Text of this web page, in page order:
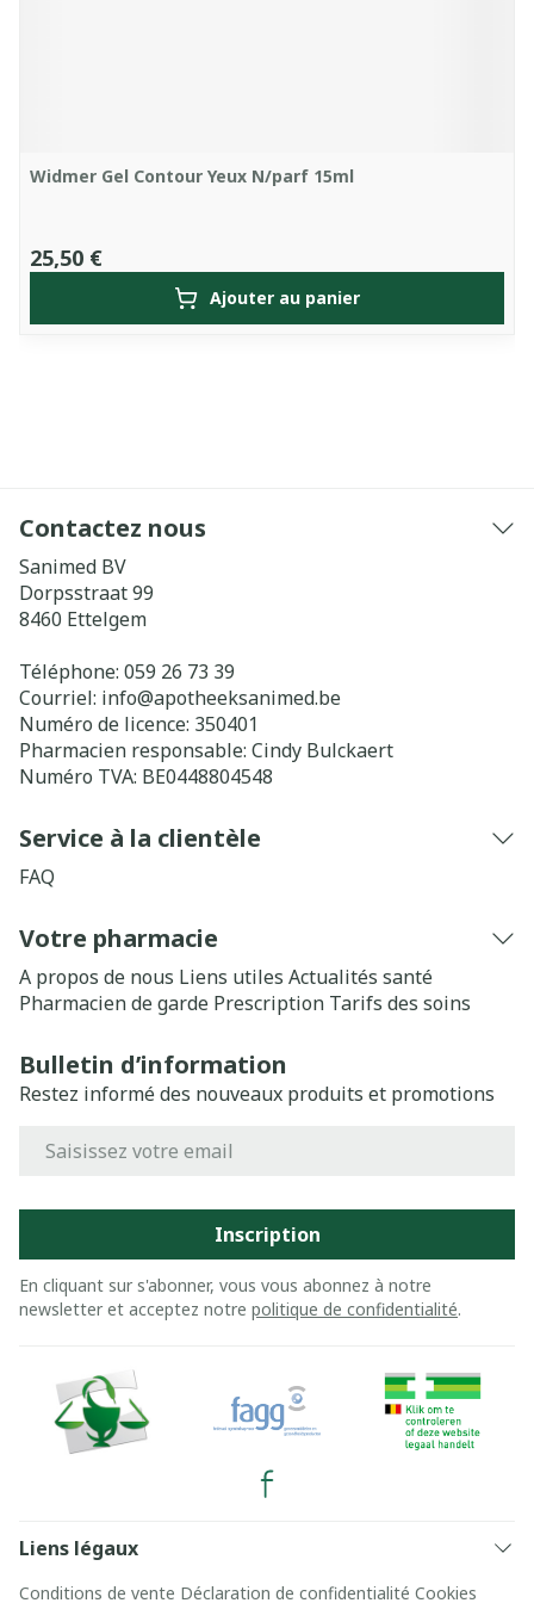
Widmer Gel Contour Yeux N/parf 15ml
25,50 €
Ajouter au panier
Contactez nous
Sanimed BV
Dorpsstraat 99
8460 Ettelgem
Téléphone: 059 26 73 39
Courriel: info@apotheeksanimed.be
Numéro de licence: 350401
Pharmacien responsable: Cindy Bulckaert
Numéro TVA: BE0448804548
Service à la clientèle
FAQ
Votre pharmacie
A propos de nous Liens utiles Actualités santé
Pharmacien de garde Prescription Tarifs des soins
Bulletin d’information
Restez informé des nouveaux produits et promotions
Inscription
En cliquant sur s'abonner, vous vous abonnez à notre
newsletter et acceptez notre politique de confidentialité.
Liens légaux
Conditions de vente Déclaration de confidentialité Cookies